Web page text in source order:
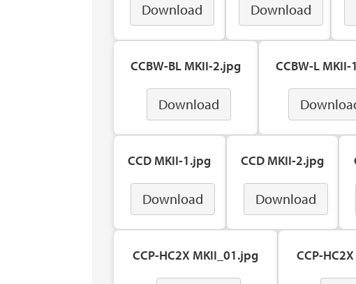
Download Download
CCBW-BL MKII-2.jpg
Download
CCBW-L
CCD MKII-1.jpg
Download
CCD MKII-2.jpg
Download
CCP-HC2X MKII_01.jpg CCP-